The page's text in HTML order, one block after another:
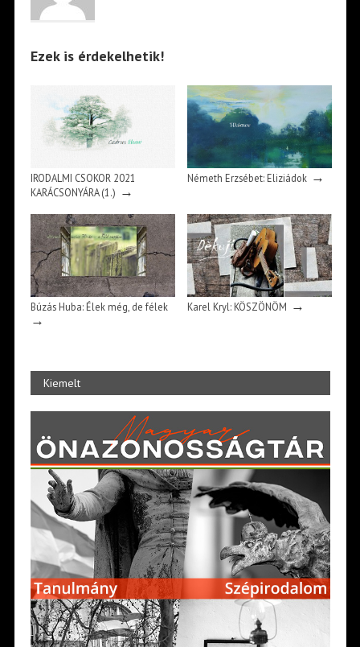
Ezek is érdekelhetik!
IRODALMI CSOKOR 2021
KARÁCSONYÁRA (1.) →
Németh Erzsébet: Eliziádok→
Búzás Huba: Élek még, de félek
→
Karel Kryl: KÖSZÖNÖM →
Kiemelt